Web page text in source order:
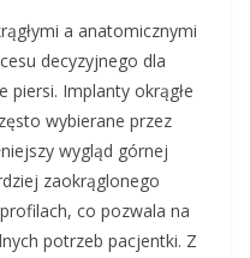
a anatomicznymi
decyzyjnego dla
piersi. Implanty okrągłe
wybierane przez
wygląd górnej
zaokrąglonego
co pozwala na
potrzeb pacjentki. Z